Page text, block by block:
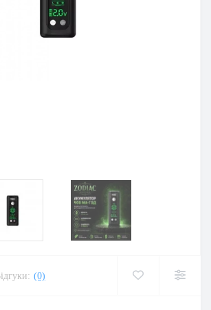
(0)